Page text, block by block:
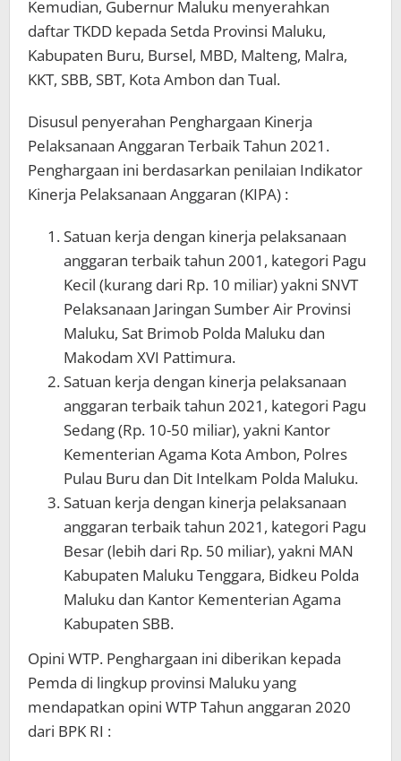
Kemudian, Gubernur Maluku menyerahkan
daftar TKDD kepada Setda Provinsi Maluku,
Kabupaten Buru, Bursel, MBD, Malteng, Malra,
KKT, SBB, SBT, Kota Ambon dan Tual.
Disusul penyerahan Penghargaan Kinerja
Pelaksanaan Anggaran Terbaik Tahun 2021.
Penghargaan ini berdasarkan penilaian Indikator
Kinerja Pelaksanaan Anggaran (KIPA) :
Satuan kerja dengan kinerja pelaksanaan
anggaran terbaik tahun 2001, kategori Pagu
Kecil (kurang dari Rp. 10 miliar) yakni SNVT
Pelaksanaan Jaringan Sumber Air Provinsi
Maluku, Sat Brimob Polda Maluku dan
Makodam XVI Pattimura.
Satuan kerja dengan kinerja pelaksanaan
anggaran terbaik tahun 2021, kategori Pagu
Sedang (Rp. 10-50 miliar), yakni Kantor
Kementerian Agama Kota Ambon, Polres
Pulau Buru dan Dit Intelkam Polda Maluku.
Satuan kerja dengan kinerja pelaksanaan
anggaran terbaik tahun 2021, kategori Pagu
Besar (lebih dari Rp. 50 miliar), yakni MAN
Kabupaten Maluku Tenggara, Bidkeu Polda
Maluku dan Kantor Kementerian Agama
Kabupaten SBB.
Opini WTP. Penghargaan ini diberikan kepada
Pemda di lingkup provinsi Maluku yang
mendapatkan opini WTP Tahun anggaran 2020
dari BPK RI :